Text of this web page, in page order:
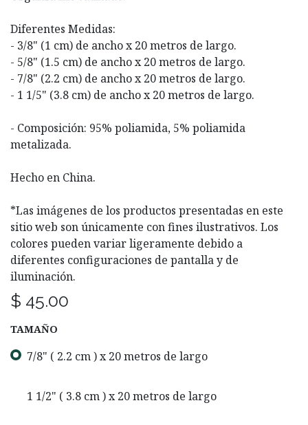
Diferentes Medidas:
- 3/8" (1 cm) de ancho x 20 metros de largo.
- 5/8" (1.5 cm) de ancho x 20 metros de largo.
- 7/8" (2.2 cm) de ancho x 20 metros de largo.
- 1 1/5" (3.8 cm) de ancho x 20 metros de largo.
- Composición: 95% poliamida, 5% poliamida
metalizada.
Hecho en China.
*Las imágenes de los productos presentadas en este
sitio web son únicamente con fines ilustrativos. Los
colores pueden variar ligeramente debido a
diferentes configuraciones de pantalla y de
iluminación.
$ 45.00
TAMAÑO
7/8" ( 2.2 cm ) x 20 metros de largo
1 1/2" ( 3.8 cm ) x 20 metros de largo